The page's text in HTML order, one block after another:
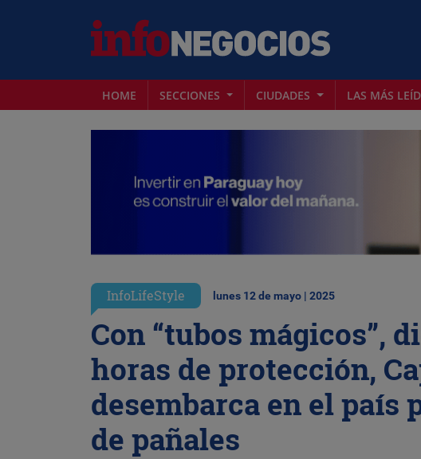
HOME SECCIONES CIUDADES LAS MÁS
InfoLifeStyle lunes 12 de mayo | 2025
Con “tubos mágicos”,
horas de protección,
desembarca en el país
de pañales